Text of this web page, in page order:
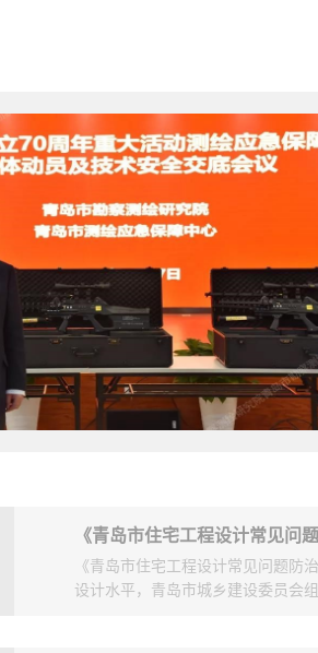
2019 . 05 . 29 3700
青岛市勘察测绘研究院为庆祝人民海军成立
年4月23日，中国人民解放军海军迎来70华
军，同期举行多国海军活动，声势浩大，举
市勘察测绘研究院作为市测绘应急保障中心
对活动期间无人机等“低慢小”航空器进行监
间启动重大活动测绘应急保障方案，并成立
挥体系和以组长牵头负责的网格化作战模式
more
《青岛市住宅工程设计常见问
《青岛市住宅工程设计常见问题防
设计水平，青岛市城乡建设委员会